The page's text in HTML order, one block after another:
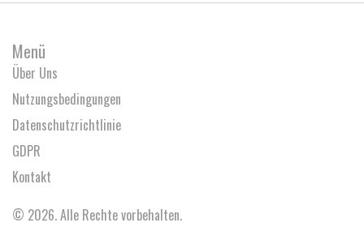
Menü
Über Uns
Nutzungsbedingungen
Datenschutzrichtlinie
GDPR
Kontakt
© 2026. Alle Rechte vorbehalten.